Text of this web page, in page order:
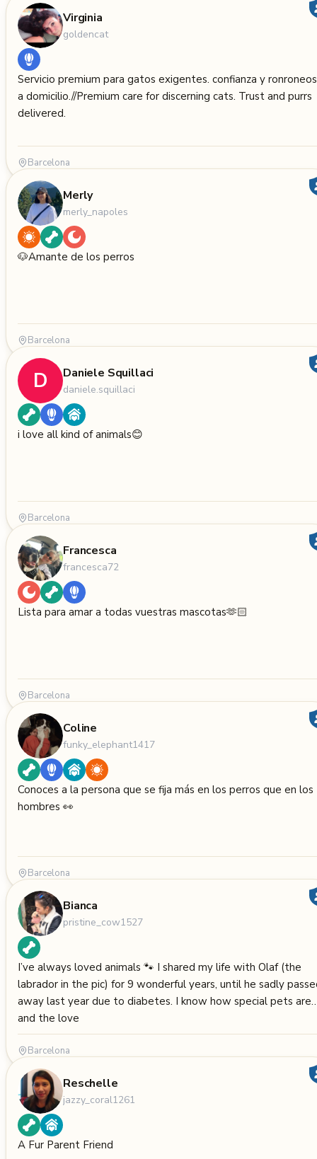
Virginia
goldencat
Servicio premium para gatos exigentes. confianza y ronroneos
a domicilio.//Premium care for discerning cats. Trust and purrs
delivered.
Barcelona
Merly
merly_napoles
🐶Amante de los perros
Barcelona
D Daniele Squillaci
daniele.squillaci
i love all kind of animals😊
Barcelona
Francesca
francesca72
Lista para amar a todas vuestras mascotas🫶🏻
Barcelona
Coline
funky_elephant1417
Conoces a la persona que se fija más en los perros que en los
hombres 👀
Barcelona
Bianca
pristine_cow1527
I’ve always loved animals 🐾 I shared my life with Olaf (the
labrador in the pic) for 9 wonderful years, until he sadly passed
away last year due to diabetes. I know how special pets are
and the love
Barcelona
Reschelle
jazzy_coral1261
A Fur Parent Friend